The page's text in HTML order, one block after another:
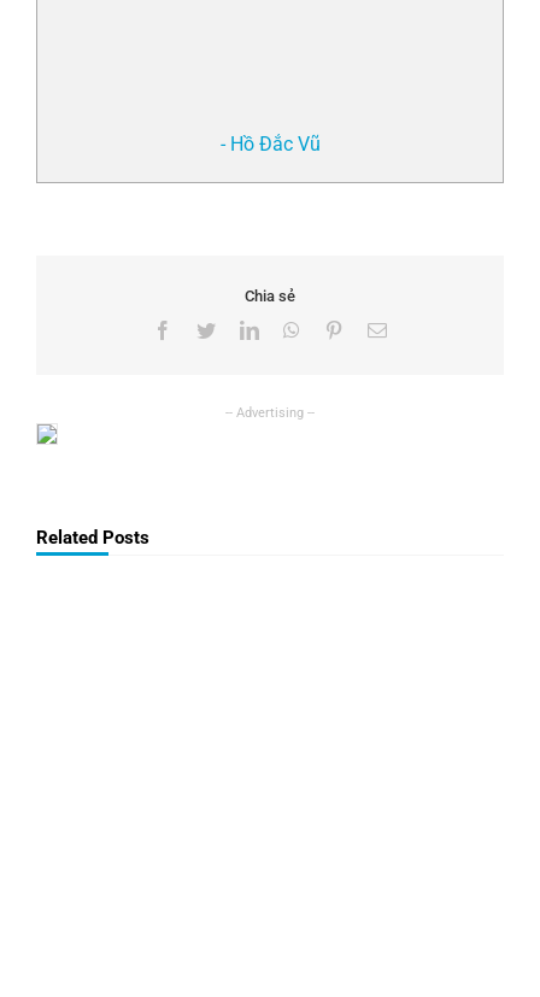
- Hồ Đắc Vũ
Chia sẻ
Facebook
TwitterLinkedInWhatsApp
PinterestEmail
Related Posts